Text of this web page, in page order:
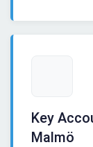
Key
Malmö